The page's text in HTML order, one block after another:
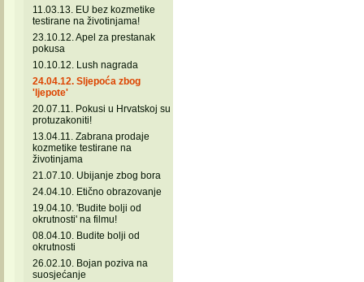
11.03.13. EU bez kozmetike
testirane na životinjama!
23.10.12. Apel za prestanak
pokusa
10.10.12. Lush nagrada
24.04.12. Sljepoća zbog
'ljepote'
20.07.11. Pokusi u Hrvatskoj su
protuzakoniti!
13.04.11. Zabrana prodaje
kozmetike testirane na
životinjama
21.07.10. Ubijanje zbog bora
24.04.10. Etično obrazovanje
19.04.10. 'Budite bolji od
okrutnosti' na filmu!
08.04.10. Budite bolji od
okrutnosti
26.02.10. Bojan poziva na
suosjećanje